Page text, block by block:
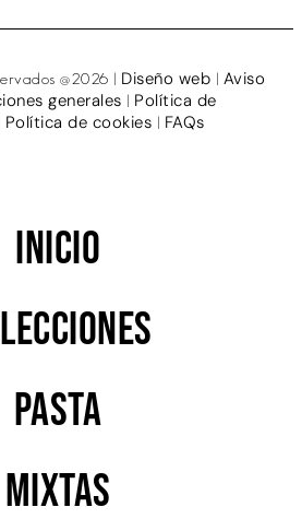
@2026 | Diseño web | Aviso
generales | Política de
Política de cookies | FAQs
Inicio
PASTA
MIXTAS